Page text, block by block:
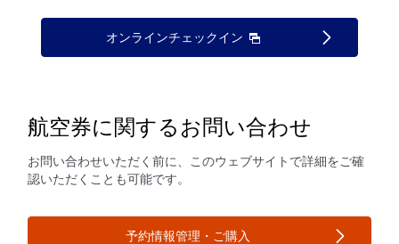
オンラインチェックイン
航空券に関するお問い合わせ
お問い合わせいただく前に、このウェブサイトで詳細をご確
認いただくことも可能です。
予約情報管理・ご購入